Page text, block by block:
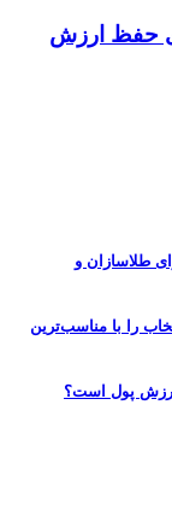
حفظ ارزش
طلاسازان و
را با مناسب‌ترین
ارزش پول است؟